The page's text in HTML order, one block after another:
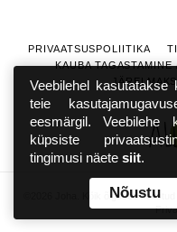
PRIVAATSUSPOLIITIKA
KAUBA TAGASTAMINE
JÄRELMAKS
©2026 Joha. Kõik õigused kaitstud
Veebilehel kasutatakse
teie
eesmärgil. Veebilehe
küpsiste
tingimusi näetesiit.
Nõustu